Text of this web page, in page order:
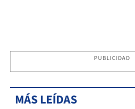
PUBLICIDAD
MÁS LEÍDAS